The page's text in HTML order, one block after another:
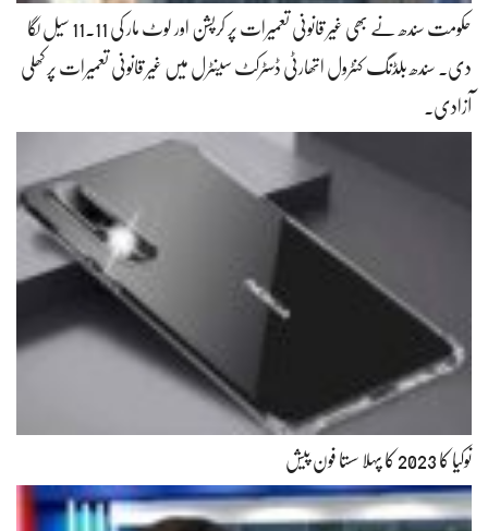
حکومت سندھ نے بھی غیر قانونی تعمیرات پر کرپشن اور لوٹ مار کی 11.11 سیل لگا
دی۔ سندھ بلڈنگ کنٹرول اتھارٹی ڈسٹرکٹ سینٹرل میں غیر قانونی تعمیرات پر کھلی
آزادی۔
نوکیا کا 2023 کا پہلا سستا فون پیش